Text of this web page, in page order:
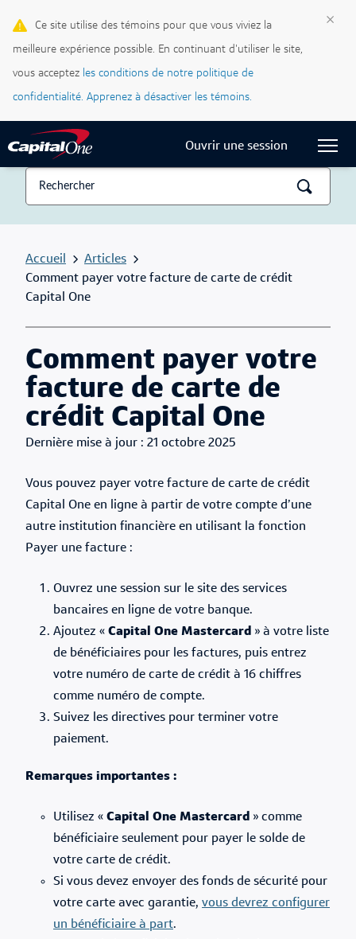
Accueil
Articles
Comment payer votre facture de carte de crédit
Capital One
Comment payer votre
facture de carte de
crédit Capital One
Published Date 21 octobre 2025
Vous pouvez payer votre facture de carte de crédit
Capital One en ligne à partir de votre compte d’une
autre institution financière en utilisant la fonction
Payer une facture :
Ouvrez une session sur le site des services
bancaires en ligne de votre banque.
Ajoutez « Capital One Mastercard » à votre liste
de bénéficiaires pour les factures, puis entrez
votre numéro de carte de crédit à 16 chiffres
comme numéro de compte.
Suivez les directives pour terminer votre
paiement.
Remarques importantes :
Utilisez « Capital One Mastercard » comme
bénéficiaire seulement pour payer le solde de
votre carte de crédit.
Si vous devez envoyer des fonds de sécurité pour
votre carte avec garantie, vous devrez configurer
un bénéficiaire à part.
Ce site utilise des témoins pour que vous viviez la
meilleure expérience possible. En continuant d'utiliser le site,
vous acceptez les conditions de notre politique de
confidentialité. Apprenez à désactiver les témoins.
×
Blogue Ma vie, mon crédit
Centre d’assistance
Current Locale:
Français (Canada)
Ouvrir une session